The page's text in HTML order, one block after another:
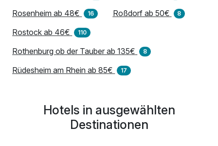
Rosenheim ab 48€ 16 Roßdorf ab 50€ 8
Rostock ab 46€ 110
Rothenburg ob der Tauber ab 135€ 8
Rüdesheim am Rhein ab 85€ 17
Hotels in ausgewählten
Destinationen